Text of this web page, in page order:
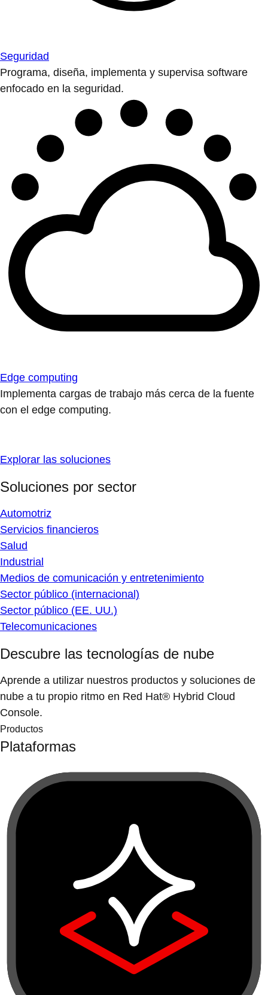
Seguridad
Programa, diseña, implementa y supervisa software
enfocado en la seguridad.
Edge computing
Implementa cargas de trabajo más cerca de la fuente
con el edge computing.
Explorar las soluciones
Soluciones por sector
Automotriz
Servicios financieros
Salud
Industrial
Medios de comunicación y entretenimiento
Sector público (internacional)
Sector público (EE. UU.)
Telecomunicaciones
Descubre las tecnologías de nube
Aprende a utilizar nuestros productos y soluciones de
nube a tu propio ritmo en Red Hat® Hybrid Cloud
Console.
Productos
Plataformas